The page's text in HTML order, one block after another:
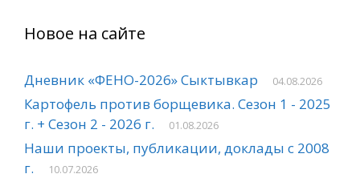
Новое на сайте
Дневник «ФЕНО-2026» Сыктывкар 04.08.2026
Картофель против борщевика. Сезон 1 - 2025
г. + Сезон 2 - 2026 г.
01.08.2026
Наши проекты, публикации, доклады с 2008
г.
10.07.2026